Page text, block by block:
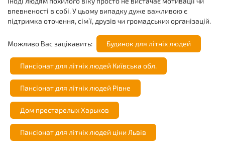
впевненості в собі. У цьому випадку дуже важливою є
підтримка оточення, сім’ї, друзів чи громадських організацій.
Можливо Вас зацікавить: Будинок для літніх людей
Пансіонат для літніх людей Київська обл.
Пансіонат для літніх людей Рівне
Дом престарелых Харьков
Пансіонат для літніх людей ціни Львів